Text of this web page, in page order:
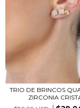
TRIO DE BRINCOS
ZIRCONIA